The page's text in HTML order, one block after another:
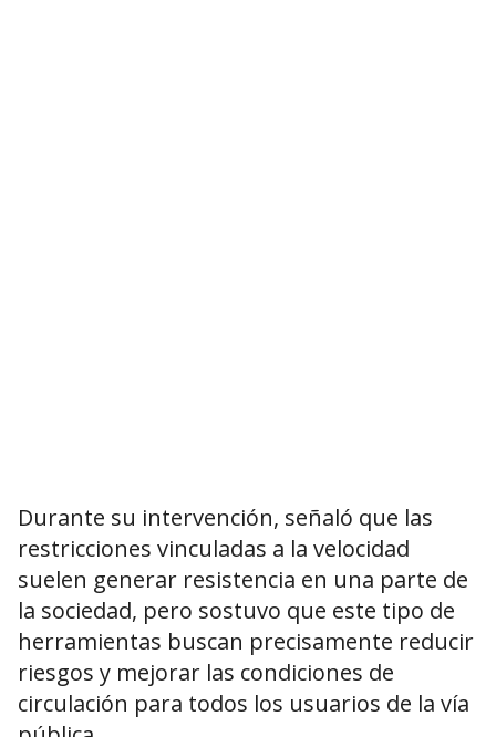
Durante su intervención, señaló que las
restricciones vinculadas a la velocidad
suelen generar resistencia en una parte de
la sociedad, pero sostuvo que este tipo de
herramientas buscan precisamente reducir
riesgos y mejorar las condiciones de
circulación para todos los usuarios de la vía